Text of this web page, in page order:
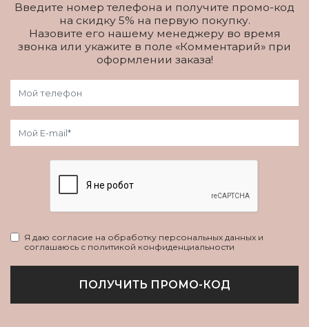
Введите номер телефона и получите промо-код
на скидку 5% на первую покупку.
Назовите его нашему менеджеру во время
звонка или укажите в поле «Комментарий» при
оформлении заказа!
Я даю согласие на обработку персональных данных и
соглашаюсь с политикой конфиденциальности
ПОЛУЧИТЬ ПРОМО-КОД